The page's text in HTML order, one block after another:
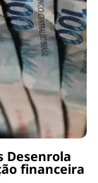
Desenrola
financeira